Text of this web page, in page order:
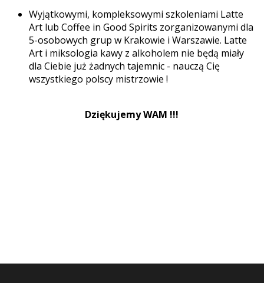
Wyjątkowymi, kompleksowymi szkoleniami Latte
Art lub Coffee in Good Spirits zorganizowanymi dla
5-osobowych grup w Krakowie i Warszawie. Latte
Art i miksologia kawy z alkoholem nie będą miały
dla Ciebie już żadnych tajemnic - nauczą Cię
wszystkiego polscy mistrzowie !
Dziękujemy WAM !!!